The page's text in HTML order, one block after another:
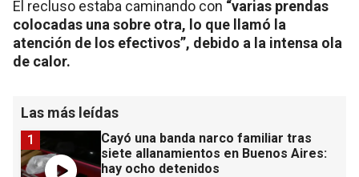
El recluso estaba caminando con “varias prendas
colocadas una sobre otra, lo que llamó la
atención de los efectivos”, debido a la intensa ola
de calor.
Las más leídas
Cayó una banda narco familiar tras
siete allanamientos en Buenos Aires:
hay ocho detenidos
1